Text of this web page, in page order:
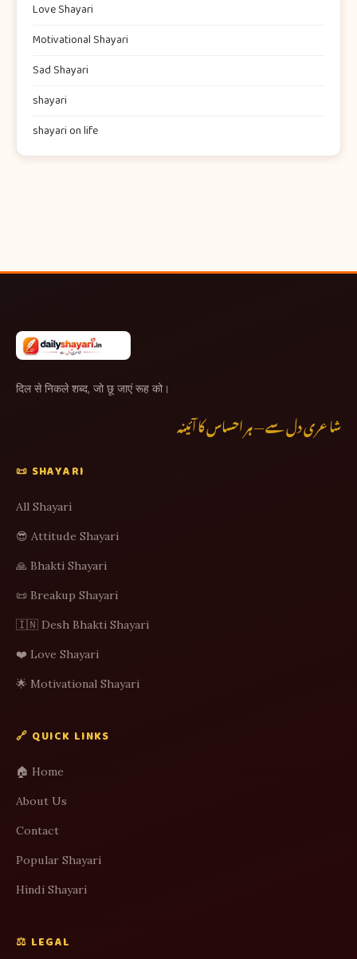
Love Shayari
Motivational Shayari
Sad Shayari
shayari​
shayari on life​
दिल से निकले शब्द, जो छू जाएं रूह को।
شاعری دل سے — ہر احساس کا آئینہ
📜 SHAYARI
All Shayari
😎 Attitude Shayari
🙏 Bhakti Shayari
📜 Breakup Shayari
🇮🇳 Desh Bhakti Shayari
❤️ Love Shayari
🌟 Motivational Shayari
🔗 QUICK LINKS
🏠 Home
About Us
Contact
Popular Shayari
Hindi Shayari
⚖️ LEGAL